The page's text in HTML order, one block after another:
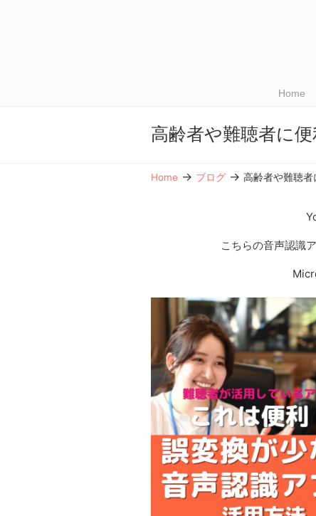
Home
高齢者や難聴者に
Home → ブログ → 高齢者や難聴者
こちらの音声認識